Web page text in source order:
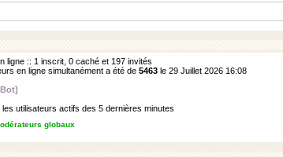
ligne :: 1 inscrit, 0 caché et 197 invités
en ligne simultanément a été de 5463 le 29 Juillet 2026 16:08
utilisateurs actifs des 5 dernières minutes
globaux